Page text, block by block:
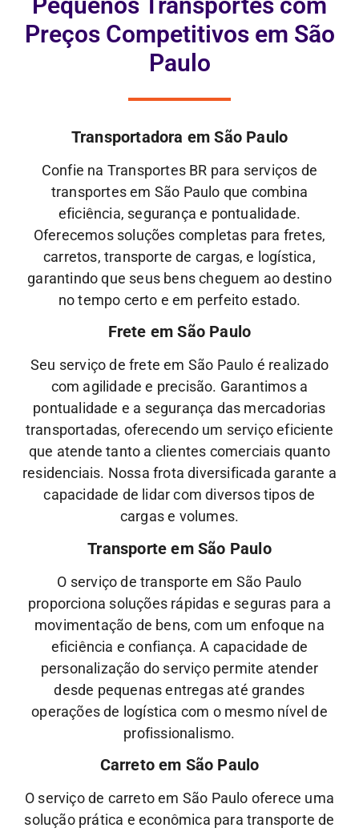
Preços Competitivos em São
Paulo
Transportadora em São Paulo
Confie na Transportes BR para serviços de
transportes em São Paulo que combina
eficiência, segurança e pontualidade.
Oferecemos soluções completas para fretes,
carretos, transporte de cargas, e logística,
garantindo que seus bens cheguem ao destino
no tempo certo e em perfeito estado.
Frete em São Paulo
Seu serviço de frete em São Paulo é realizado
com agilidade e precisão. Garantimos a
pontualidade e a segurança das mercadorias
transportadas, oferecendo um serviço eficiente
que atende tanto a clientes comerciais quanto
residenciais. Nossa frota diversificada garante a
capacidade de lidar com diversos tipos de
cargas e volumes.
Transporte em São Paulo
O serviço de transporte em São Paulo
proporciona soluções rápidas e seguras para a
movimentação de bens, com um enfoque na
eficiência e confiança. A capacidade de
personalização do serviço permite atender
desde pequenas entregas até grandes
operações de logística com o mesmo nível de
profissionalismo.
Carreto em São Paulo
O serviço de carreto em São Paulo oferece uma
solução prática e econômica para transporte de